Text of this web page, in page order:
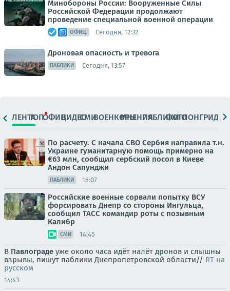
Минобороны России: Вооруженные Силы
Российской Федерации продолжают
проведение специальной военной операции
ОФИЦ. Сегодня, 12:32
Дроновая опасность и тревога
ПАБЛИКИ Сегодня, 13:57
ЛЕНТАТОПОФИЦ.ВИДЕОСМИВОЕНКОРЫМНЕНИЯПАБЛИКИ
ФОТОЛОНГРИДЫ
По расчету. С начала СВО Сербия направила т.н.
Украине гуманитарную помощь примерно на
€63 млн, сообщил сербский посол в Киеве
Андон Сапунджи
ПАБЛИКИ 15:07
Российские военные сорвали попытку ВСУ
форсировать Днепр со стороны Ингульца,
сообщил ТАСС командир роты с позывным
Калибр
СМИ 14:45
В Павлограде уже около часа идёт налёт дронов и слышны
взрывы, пишут паблики Днепропетровской области// RT на
русском
14:43